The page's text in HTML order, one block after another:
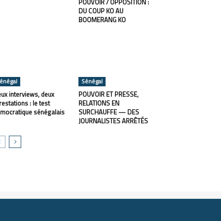
POUVOIR / OPPOSITION :
DU COUP KO AU
BOOMERANG KO
interviews, deux
: le test
sénégalais
Sénégal
POUVOIR ET PRESSE,
RELATIONS EN
SURCHAUFFE — DES
JOURNALISTES ARRÊTÉS